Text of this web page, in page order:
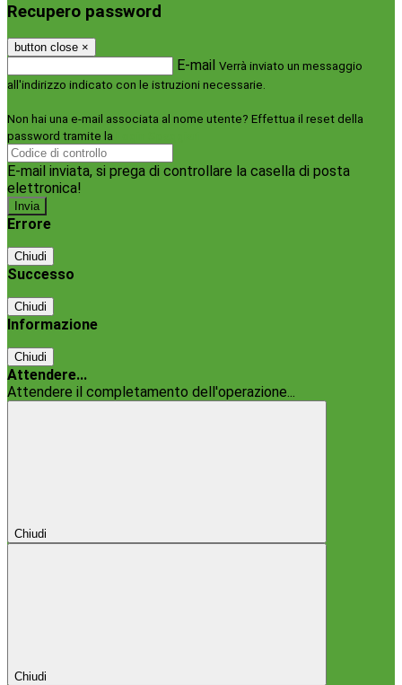
Recupero password
button close ×
E-mail Verrà inviato un messaggio
all'indirizzo indicato con le istruzioni necessarie.
Non hai una e-mail associata al nome utente? Effettua il reset della
password tramite la
E-mail inviata, si prega di controllare la casella di posta
elettronica!
Errore
Chiudi
Successo
Chiudi
Informazione
Chiudi
Attendere...
Attendere il completamento dell'operazione...
Chiudi
Chiudi